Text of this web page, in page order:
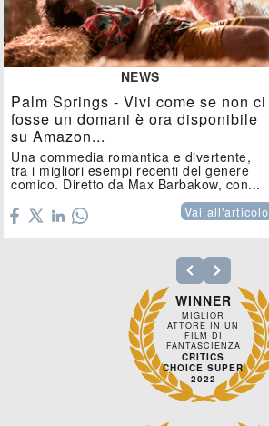
NEWS
Palm Springs - Vivi come se non ci
fosse un domani è ora disponibile
su Amazon...
Una commedia romantica e divertente,
tra i migliori esempi recenti del genere
comico. Diretto da Max Barbakow, con...
Vai all'articolo
WINNER
MIGLIOR
ATTORE IN UN
FILM DI
FANTASCIENZA
CRITICS
CHOICE SUPER
2022